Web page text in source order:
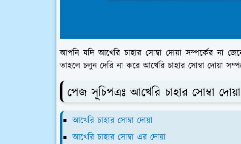
আপনি যদি আখেরি চাহার সোম্বা দোয়া সম্পর্কের না
তাহলে চলুন দেরি না করে আখেরি চাহার সোম্বা দোয়া
পেজ সূচিপত্রঃ আখেরি চাহার সোম্বা
আখেরি চাহার সোম্বা দোয়া
আখেরি চাহার সোম্বা এর দোয়া